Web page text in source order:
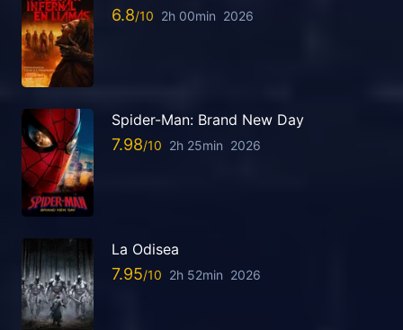
6.8 2h 00min 2026
Spider-Man: Brand New Day
7.98 2h 25min 2026
La Odisea
7.95 2h 52min 2026